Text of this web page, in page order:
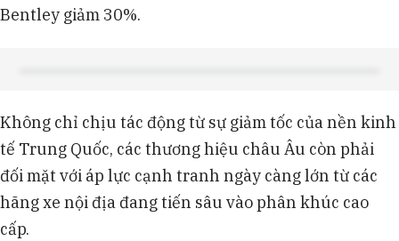
Bentley giảm 30%.
Không chỉ chịu tác động từ sự giảm tốc của nền kinh
tế Trung Quốc, các thương hiệu châu Âu còn phải
đối mặt với áp lực cạnh tranh ngày càng lớn từ các
hãng xe nội địa đang tiến sâu vào phân khúc cao
cấp.